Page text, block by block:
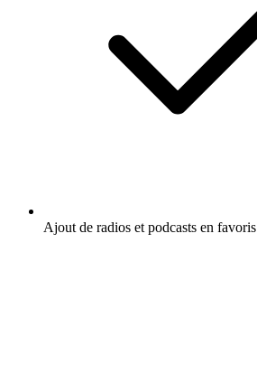
Ajout de radios et podcasts en favoris